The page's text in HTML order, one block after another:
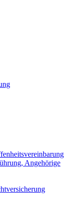
Angehörige